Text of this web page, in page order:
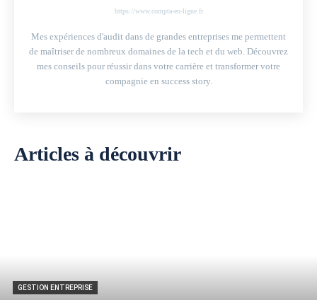
https://www.compta-en-ligne.fr
Mes expériences d'audit dans de grandes entreprises me permettent
de maîtriser de nombreux domaines de la tech et du web. Découvrez
mes conseils pour réussir dans votre carrière et transformer votre
compagnie en success story.
Articles à découvrir
GESTION ENTREPRISE